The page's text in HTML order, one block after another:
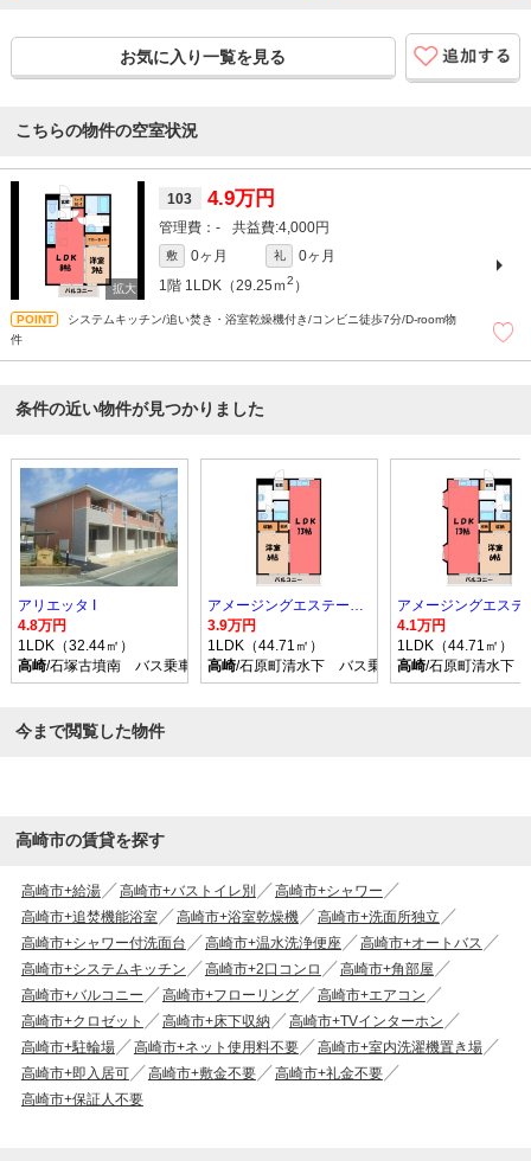
お気に入り一覧を見る
こちらの物件の空室状況
103 4.9万円
- 4,000円
敷 0ヶ月 礼
0ヶ月
1階 1LDK（29.25ｍ2 ）
システムキッチン/追い焚き・浴室乾燥機付き/コンビニ徒歩7分/D-room物
件
条件の近い物件が見つかりました
アリエッタ I
4.8万円
1LDK（32.44㎡）
高崎/石塚古墳南 バス乗車時間22分 停歩12分
アメージングエステート B
3.9万円
1LDK（44.71㎡）
高崎/石原町清水下 バス乗車時間26分 停歩3分
4.1万円
1LDK（44.71㎡）
高崎/石原町清水下
今まで閲覧した物件
高崎市の賃貸を探す
高崎市+給湯 高崎市+バストイレ別
高崎市+シャワー
高崎市+追焚機能浴室
高崎市+浴室乾燥機
高崎市+洗面所独立
高崎市+シャワー付洗面台
高崎市+温水洗浄便座
高崎市+オートバス
高崎市+システムキッチン
高崎市+2口コンロ
高崎市+角部屋
高崎市+バルコニー
高崎市+フローリング
高崎市+エアコン
高崎市+クロゼット
高崎市+床下収納
高崎市+TVインターホン
高崎市+駐輪場
高崎市+ネット使用料不要
高崎市+室内洗濯機置き場
高崎市+即入居可
高崎市+敷金不要
高崎市+礼金不要
高崎市+保証人不要